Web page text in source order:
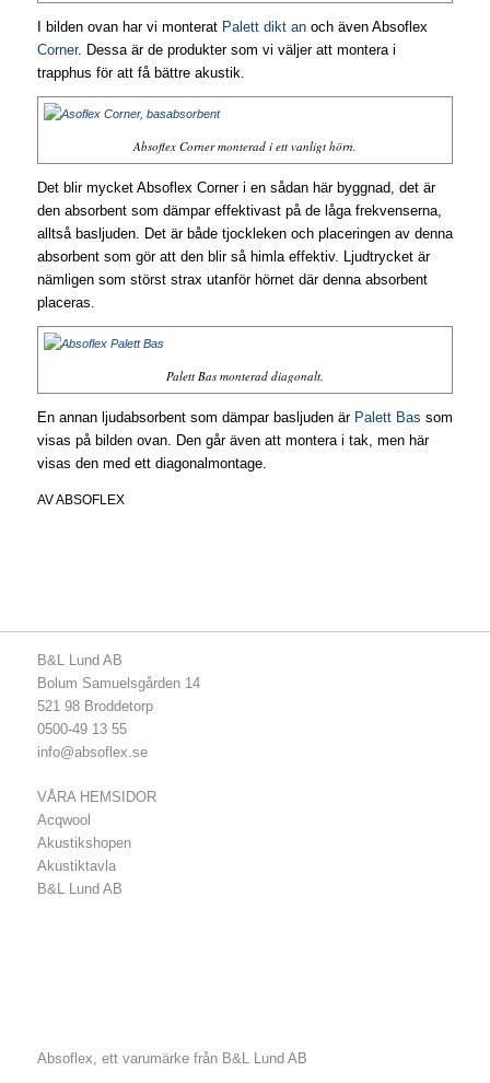
I bilden ovan har vi monterat Palett dikt anoch även Absoflex
Corner. Dessa är de produkter som vi väljer att montera i
trapphus för att få bättre akustik.
Absoflex Corner monterad i ett vanligt hörn.
Det blir mycket Absoflex Corner i en sådan här byggnad, det är
den absorbent som dämpar effektivast på de låga frekvenserna,
alltså basljuden. Det är både tjockleken och placeringen av denna
absorbent som gör att den blir så himla effektiv. Ljudtrycket är
nämligen som störst strax utanför hörnet där denna absorbent
placeras.
Palett Bas monterad diagonalt.
En annan ljudabsorbent som dämpar basljuden är Palett Bas som
visas på bilden ovan. Den går även att montera i tak, men här
visas den med ett diagonalmontage.
AV ABSOFLEX
B&L Lund AB
Bolum Samuelsgården 14
521 98 Broddetorp
0500-49 13 55
info@absoflex.se
VÅRA HEMSIDOR
Acqwool
Akustikshopen
Akustiktavla
B&L Lund AB
Absoflex, ett varumärke från B&L Lund AB